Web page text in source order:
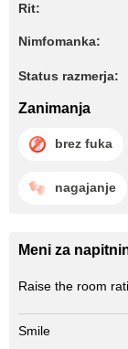
Rit:
Nimfomanka:
Status razmerja:
Zanimanja
brez fuka
nagajanje
Meni za
Raise the room
Smile